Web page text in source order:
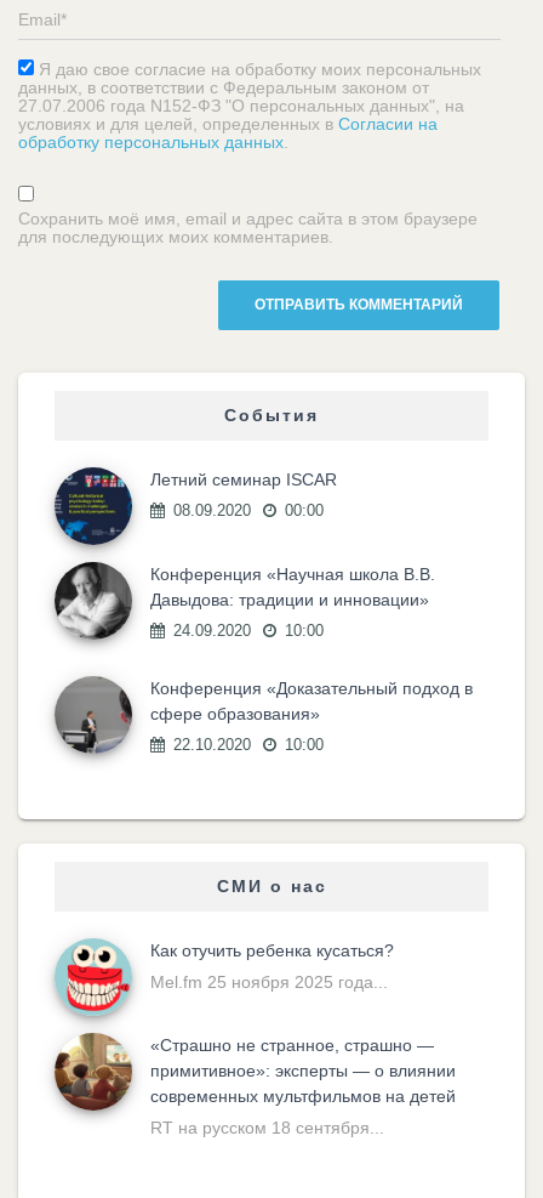
Я даю свое согласие на обработку моих персональных
данных, в соответствии с Федеральным законом от
27.07.2006 года N152-ФЗ "О персональных данных", на
условиях и для целей, определенных в Согласии на
обработку персональных данных
Сохранить моё имя, email и адрес сайта в этом браузере
для последующих моих комментариев.
События
Летний семинар ISCAR
08.09.2020 00:00
Конференция «Научная школа В.В.
Давыдова: традиции и инновации»
24.09.2020 10:00
Конференция «Доказательный подход в
сфере образования»
22.10.2020 10:00
СМИ о нас
Как отучить ребенка кусаться?
Mel.fm 25 ноября 2025 года...
«Cтрашно не странное, страшно —
примитивное»: эксперты — о влиянии
современных мультфильмов на детей
RT на русском 18 сентября...